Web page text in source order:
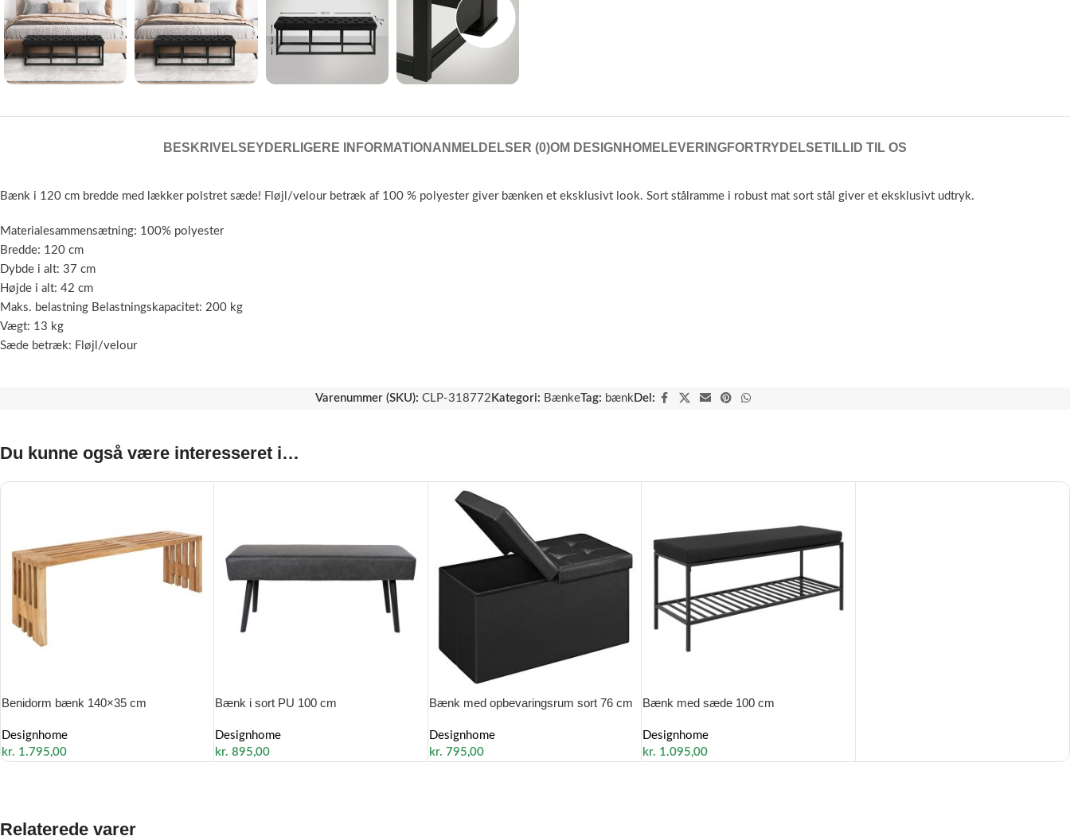
BESKRIVELSEYDERLIGERE INFORMATION ANMELDELSER (0)OM DESIGNHOME LEVERINGFORTRYDELSETILLID TIL OS
Bænk i 120 cm bredde med lækker polstret sæde! Fløjl/velour betræk af 100 % polyester giver bænken et eksklusivt look. Sort stålramme i robust mat sort stål giver et eksklusivt udtryk.
Materialesammensætning: 100% polyester
Bredde: 120 cm
Dybde i alt: 37 cm
Højde i alt: 42 cm
Maks. belastning Belastningskapacitet: 200 kg
Vægt: 13 kg
Sæde betræk: Fløjl/velour
Varenummer (SKU): CLP-318772 Kategori: BænkeTag: bænkDel:
Du kunne også være interesseret i…
Benidorm bænk 140×35 cm
Designhome
kr. 1.795,00
Bænk i sort PU 100 cm
Designhome
kr. 895,00
Bænk med opbevaringsrum sort 76 cm
Designhome
kr. 795,00
Bænk med sæde 100 cm
Designhome
kr. 1.095,00
Relaterede varer